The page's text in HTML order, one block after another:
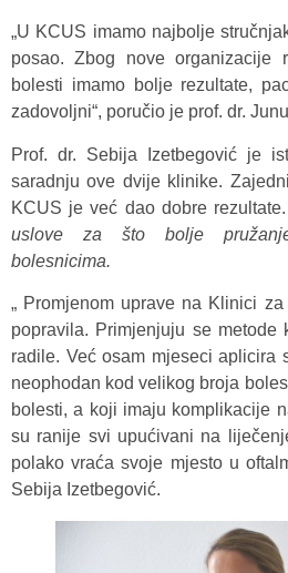
„U KCUS imamo najbolje
posao. Zbog nove
bolesti imamo bolje rezultate,
zadovoljni“, poručio je prof. dr.
Prof. dr. Sebija Izetbegović je
saradnju ove dvije klinike.
KCUS je već dao dobre
uslove za što bolje
bolesnicima.
„ Promjenom uprave na Klinici
popravila. Primjenjuju se metode
radile. Već osam mjeseci aplicira
neophodan kod velikog broja
bolesti, a koji imaju komplikacije
su ranije svi upućivani na
polako vraća svoje mjesto u
Sebija Izetbegović.